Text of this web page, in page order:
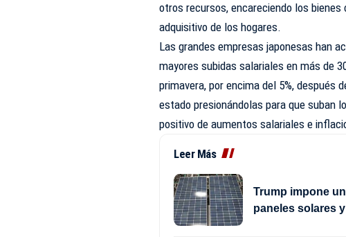
otros recursos, encareciendo los
adquisitivo de los hogares.
Las grandes empresas japonesas han
mayores subidas salariales en más de
primavera, por encima del 5%, después
estado presionándolas para que suban
positivo de aumentos salariales e
Leer Más
Trump impone
paneles solares